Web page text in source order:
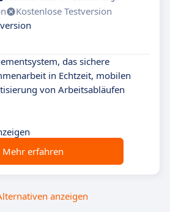
Kostenlose Testversion
das sichere
in Echtzeit, mobilen
von Arbeitsabläufen
Mehr erfahren
anzeigen